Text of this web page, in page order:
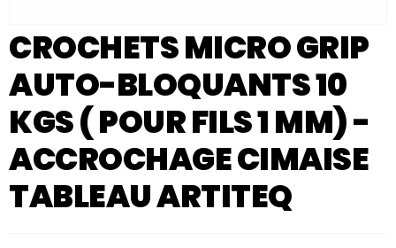
CROCHETS MICRO GRIP
AUTO-BLOQUANTS 10
KGS ( POUR FILS 1 MM) -
ACCROCHAGE CIMAISE
TABLEAU ARTITEQ